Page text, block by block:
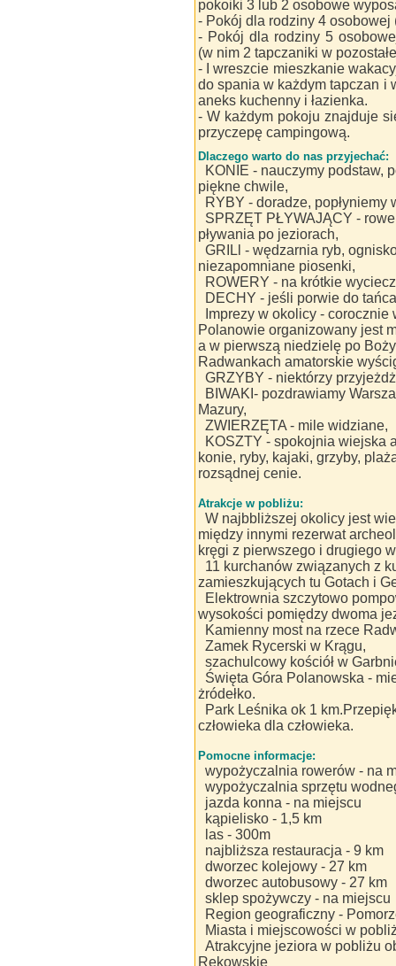
pokoiki 3 lub 2 osobowe
- Pokój dla rodziny 4 osobowej
- Pokój dla rodziny 5
(w nim 2 tapczaniki w
- I wreszcie mieszkanie
do spania w każdym tapczan i
aneks kuchenny i łazienka.
- W każdym pokoju znajduje
przyczepę campingową.
Dlaczego warto do nas przyjechać:
KONIE - nauczymy podstaw,
piękne chwile,
RYBY - doradze, popłyniemy
SPRZĘT PŁYWAJĄCY -
pływania po jeziorach,
GRILl - wędzarnia ryb,
niezapomniane piosenki,
ROWERY - na krótkie
DECHY - jeśli porwie do
Imprezy w okolicy -
Polanowie organizowany jest
a w pierwszą niedzielę po
Radwankach amatorskie
GRZYBY - niektórzy
BIWAKI- pozdrawiamy
Mazury,
ZWIERZĘTA - mile widziane,
KOSZTY - spokojnia wiejska
konie, ryby, kajaki, grzyby,
rozsądnej cenie.
Atrakcje w pobliżu:
W najbbliższej okolicy jest
między innymi rezerwat
kręgi z pierwszego i drugiego
11 kurchanów związanych z
zamieszkujących tu Gotach i
Elektrownia szczytowo
wysokości pomiędzy dwoma
Kamienny most na rzece
Zamek Rycerski w Krągu,
szachulcowy kościół w
Święta Góra Polanowska -
żródełko.
Park Leśnika ok 1
człowieka dla człowieka.
Pomocne informacje:
wypożyczalnia rowerów - na
wypożyczalnia sprzętu
jazda konna - na miejscu
kąpielisko - 1,5 km
las - 300m
najbliższa restauracja - 9 km
dworzec kolejowy - 27 km
dworzec autobusowy - 27 km
sklep spożywczy - na miejscu
Region geograficzny -
Miasta i miejscowości w
Atrakcyjne jeziora w pobliżu
Rekowskie